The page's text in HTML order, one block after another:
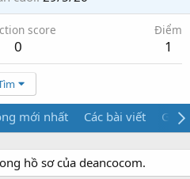
score
0
Điểm
1
mới nhất Các bài viết Giới
hồ sơ của deancocom.